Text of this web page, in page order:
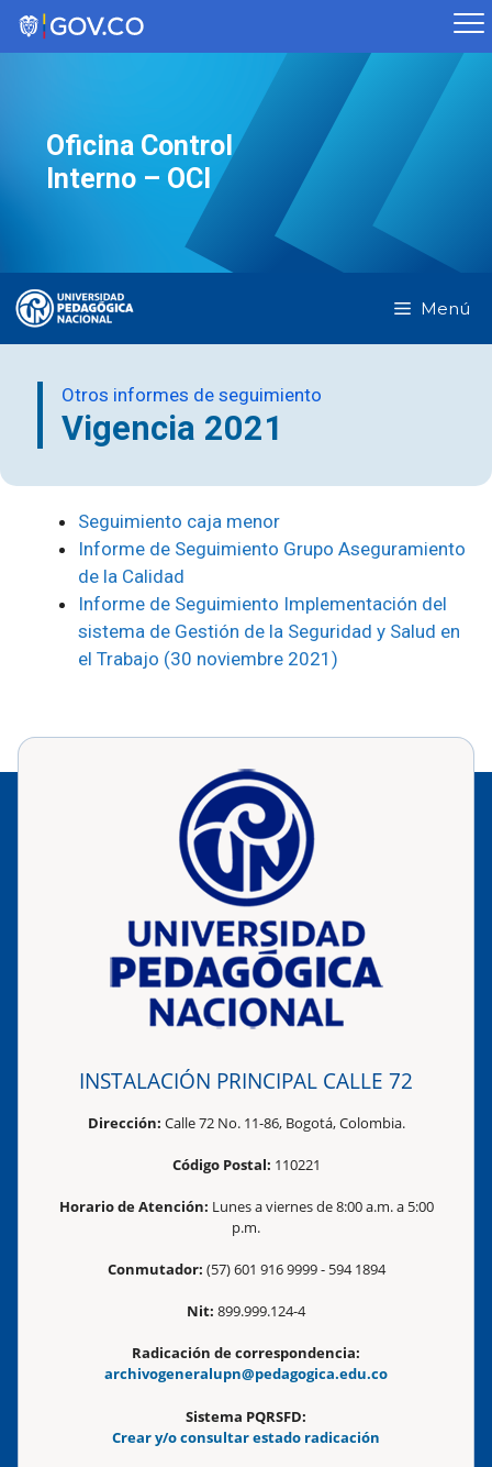
Saltar
Oficina Control
Interno – OCI
Menú
Otros informes de seguimiento
Vigencia 2021
Seguimiento caja menor
Informe de Seguimiento Grupo Aseguramiento
de la Calidad
Informe de Seguimiento Implementación del
sistema de Gestión de la Seguridad y Salud en
el Trabajo (30 noviembre 2021)
INSTALACIÓN PRINCIPAL CALLE 72
Dirección: Calle 72 No. 11-86, Bogotá, Colombia.
Código Postal: 110221
Horario de Atención: Lunes a viernes de 8:00 a.m. a 5:00
p.m.
Conmutador: (57) 601 916 9999 - 594 1894
Nit: 899.999.124-4
Radicación de correspondencia:
archivogeneralupn@pedagogica.edu.co
Sistema PQRSFD:
Crear y/o consultar estado radicación